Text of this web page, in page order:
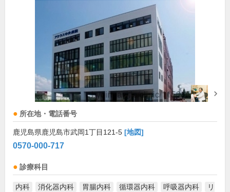
所在地・電話番号
鹿児島県鹿児島市武岡1丁目121-5 [地図]
0570-000-717
診療科目
内科 消化器内科 胃腸内科 循環器内科 呼吸器内科
リ